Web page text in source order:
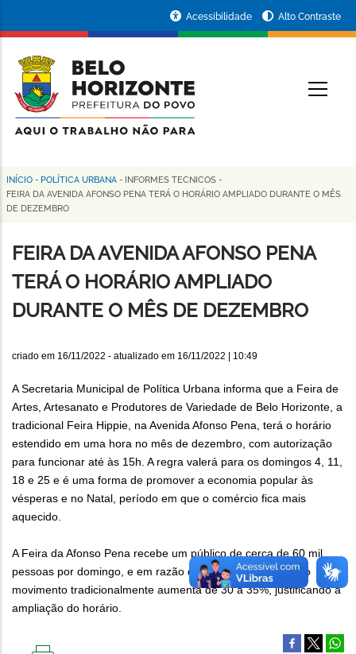
conteúdo
principal
da
Prefeitura
de
Horizonte
Acessibilidade Alto Contraste
Trilha
de
navegação
INÍCIO - POLÍTICA URBANA - INFORMES TECNICOS -
FEIRA DA AVENIDA AFONSO PENA TERÁ O HORÁRIO AMPLIADO DURANTE O MÊS
DE DEZEMBRO
FEIRA DA AVENIDA AFONSO PENA
TERÁ O HORÁRIO AMPLIADO
DURANTE O MÊS DE DEZEMBRO
criado em 16/11/2022 - atualizado em 16/11/2022 | 10:49
A Secretaria Municipal de Política Urbana informa que a Feira de
Artes, Artesanato e Produtores de Variedade de Belo Horizonte, a
tradicional Feira Hippie, na Avenida Afonso Pena, terá o horário
estendido em uma hora no mês de dezembro, com autorização
para funcionar até às 15h. A regra valerá para os domingos 4, 11,
18 e 25 e é uma forma de promover a economia popular às
vésperas e no Natal, período em que o comércio fica mais
aquecido.
A Feira da Afonso Pena recebe um público de cerca de 60 mil
pessoas por domingo, e em razão das compras de Natal, o
movimento tradicionalmente aumenta de 30 a 35%, justificando a
ampliação do horário.